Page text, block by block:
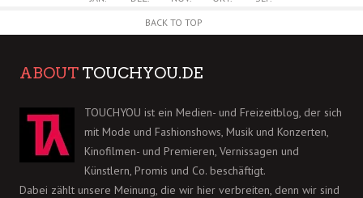
BACK TO TOP
ABOUT TOUCHYOU.DE
TOUCHYOU ist ein Medien- und Freizeitblog, der sich
mit Mode und Fashionshows, Musik und Konzerten,
Kinofilmen- und Premieren, Vernissagen und
Künstlern, Promis und Co. beschäftigt.
Dabei zählt unsere Meinung, die wir hier verbreiten, denn wir sind